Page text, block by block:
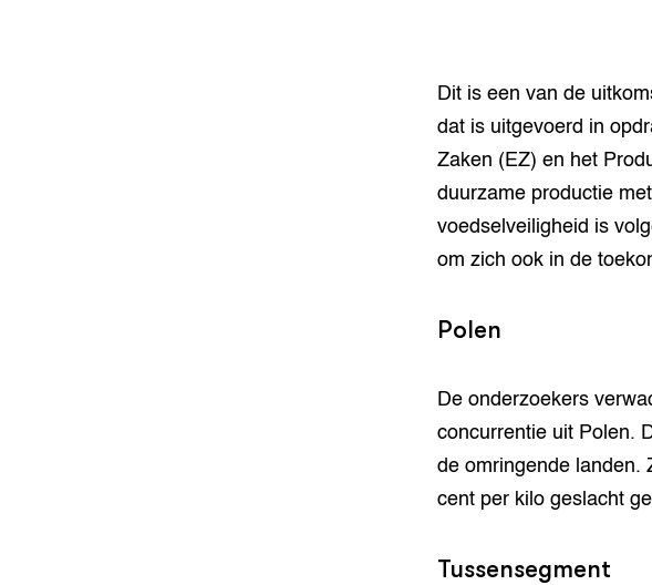
Dit is een van de
dat is uitgevoerd in
Zaken (EZ) en het
duurzame productie
voedselveiligheid is
om zich ook in de
Polen
De onderzoekers
concurrentie uit Polen.
de omringende landen.
cent per kilo geslacht
Tussensegment